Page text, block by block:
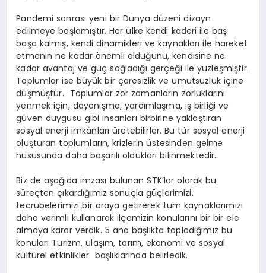
Pandemi sonrası yeni bir Dünya düzeni dizayn
edilmeye başlamıştır. Her ülke kendi kaderi ile baş
başa kalmış, kendi dinamikleri ve kaynakları ile hareket
etmenin ne kadar önemli olduğunu, kendisine ne
kadar avantaj ve güç sağladığı gerçeği ile yüzleşmiştir.
Toplumlar ise büyük bir çaresizlik ve umutsuzluk içine
düşmüştür. Toplumlar zor zamanların zorluklarını
yenmek için, dayanışma, yardımlaşma, iş birliği ve
güven duygusu gibi insanları birbirine yaklaştıran
sosyal enerji imkânları üretebilirler. Bu tür sosyal enerji
oluşturan toplumların, krizlerin üstesinden gelme
hususunda daha başarılı oldukları bilinmektedir.
Biz de aşağıda imzası bulunan STK’lar olarak bu
süreçten çıkardığımız sonuçla güçlerimizi,
tecrübelerimizi bir araya getirerek tüm kaynaklarımızı
daha verimli kullanarak ilçemizin konularını bir bir ele
almaya karar verdik. 5 ana başlıkta topladığımız bu
konuları Turizm, ulaşım, tarım, ekonomi ve sosyal
kültürel etkinlikler başlıklarında belirledik.